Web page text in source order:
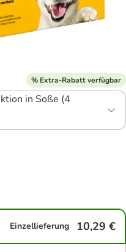
% Extra-Rabatt verfügbar
in Soße (4
Einzellieferung 10,29 €